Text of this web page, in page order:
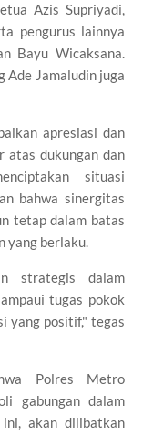
Azis Supriyadi,
pengurus lainnya
Bayu Wicaksana.
Ade Jamaludin juga
apresiasi dan
atas dukungan dan
situasi
bahwa sinergitas
tetap dalam batas
yang berlaku.
strategis dalam
tugas pokok
yang positif," tegas
Polres Metro
gabungan dalam
akan dilibatkan